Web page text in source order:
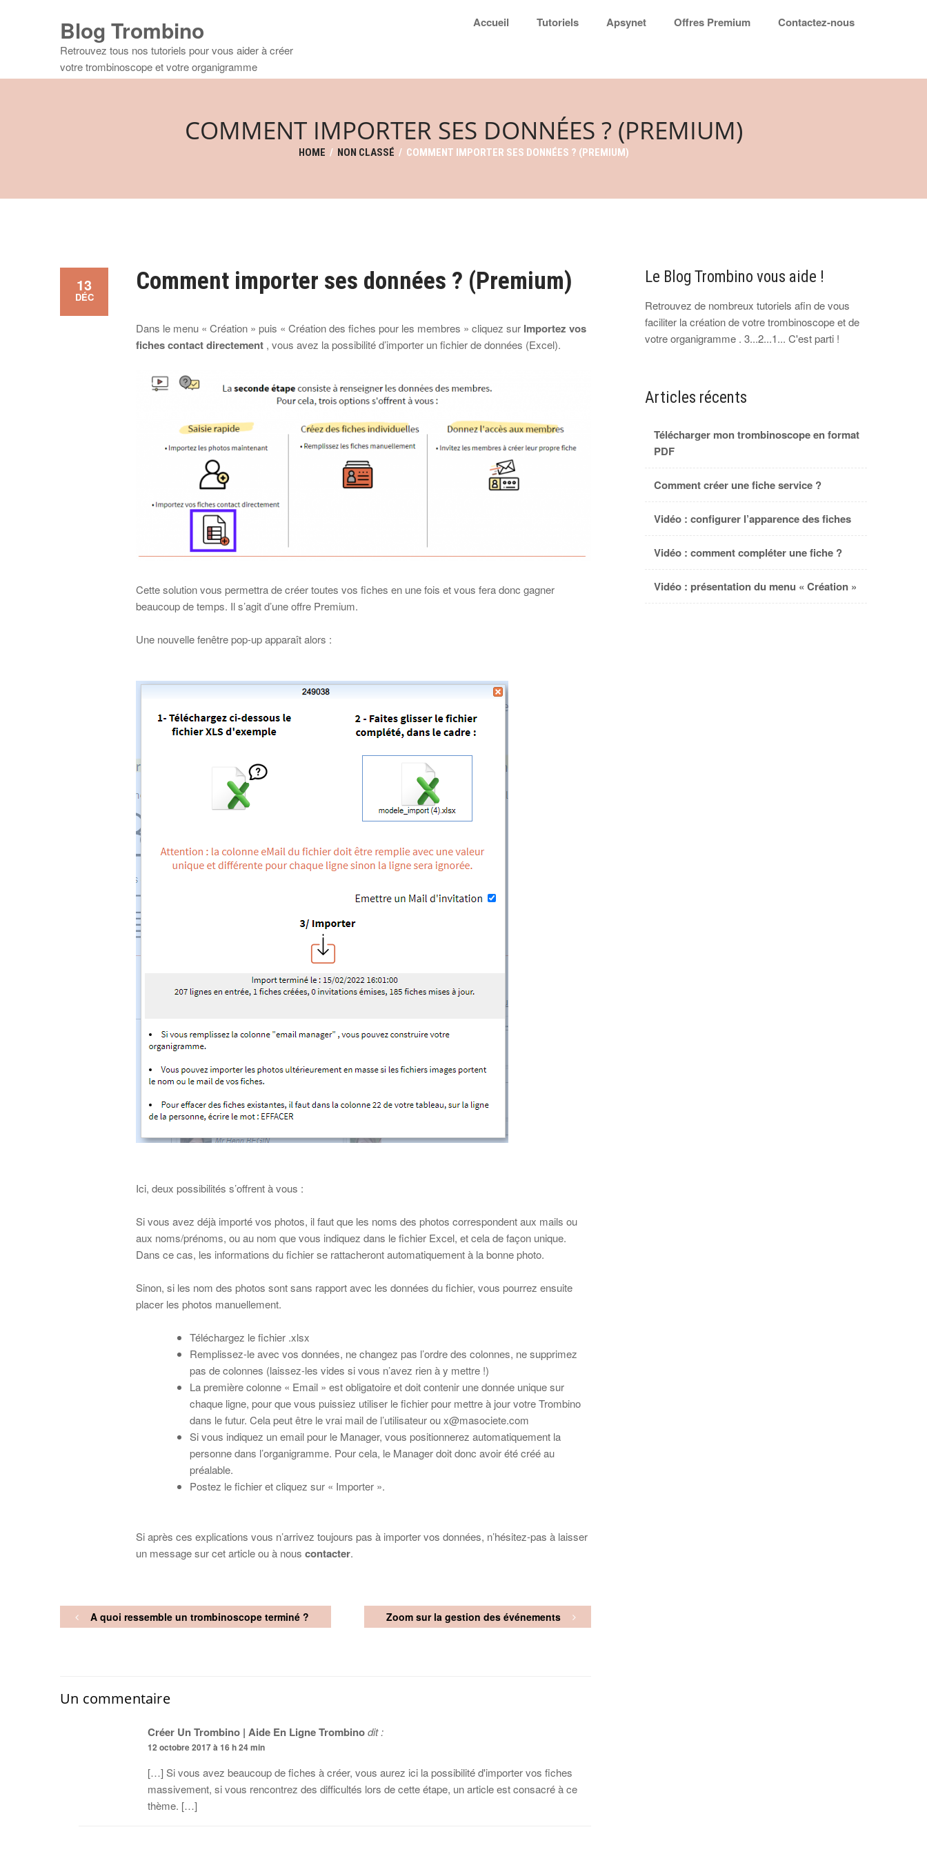
Blog Trombino
Retrouvez tous nos tutoriels pour vous aider à créer
votre trombinoscope et votre organigramme
Accueil Tutoriels Apsynet Offres Premium Contactez-nous
COMMENT IMPORTER SES DONNÉES ? (PREMIUM)
HOME / NON CLASSÉ / COMMENT IMPORTER SES DONNÉES ? (PREMIUM)
13
DÉC
Comment importer ses données ? (Premium)
Dans le menu « Création » puis « Création des fiches pour les membres » cliquez sur Importez vos
fiches contact directement , vous avez la possibilité d’importer un fichier de données (Excel).
Cette solution vous permettra de créer toutes vos fiches en une fois et vous fera donc gagner
beaucoup de temps. Il s’agit d’une offre Premium.
Une nouvelle fenêtre pop-up apparaît alors :
Ici, deux possibilités s’offrent à vous :
Si vous avez déjà importé vos photos, il faut que les noms des photos correspondent aux mails ou
aux noms/prénoms, ou au nom que vous indiquez dans le fichier Excel, et cela de façon unique.
Dans ce cas, les informations du fichier se rattacheront automatiquement à la bonne photo.
Sinon, si les nom des photos sont sans rapport avec les données du fichier, vous pourrez ensuite
placer les photos manuellement.
Téléchargez le fichier .xlsx
Remplissez-le avec vos données, ne changez pas l’ordre des colonnes, ne supprimez
pas de colonnes (laissez-les vides si vous n’avez rien à y mettre !)
La première colonne « Email » est obligatoire et doit contenir une donnée unique sur
chaque ligne, pour que vous puissiez utiliser le fichier pour mettre à jour votre Trombino
dans le futur. Cela peut être le vrai mail de l’utilisateur ou x@masociete.com
Si vous indiquez un email pour le Manager, vous positionnerez automatiquement la
personne dans l’organigramme. Pour cela, le Manager doit donc avoir été créé au
préalable.
Postez le fichier et cliquez sur « Importer ».
Si après ces explications vous n’arrivez toujours pas à importer vos données, n’hésitez-pas à laisser
un message sur cet article ou à nous contacter.
A quoi ressemble un trombinoscope terminé ? Zoom sur la gestion des événements
Un commentaire
Créer Un Trombino | Aide En Ligne Trombinodit :
12 octobre 2017 à 16 h 24 min
[…] Si vous avez beaucoup de fiches à créer, vous aurez ici la possibilité d'importer vos fiches
massivement, si vous rencontrez des difficultés lors de cette étape, un article est consacré à ce
thème. […]
Le Blog Trombino vous aide !
Retrouvez de nombreux tutoriels afin de vous
faciliter la création de votre trombinoscope et de
votre organigramme . 3...2...1... C'est parti !
Articles récents
Télécharger mon trombinoscope en format
PDF
Comment créer une fiche service ?
Vidéo : configurer l’apparence des fiches
Vidéo : comment compléter une fiche ?
Vidéo : présentation du menu « Création »